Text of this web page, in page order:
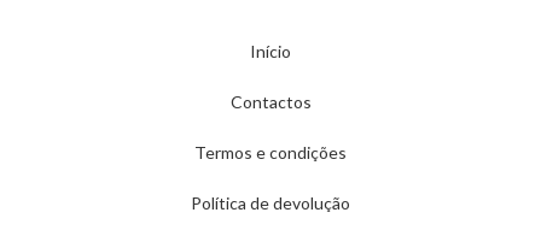
Início
Contactos
Termos e condições
Política de devolução